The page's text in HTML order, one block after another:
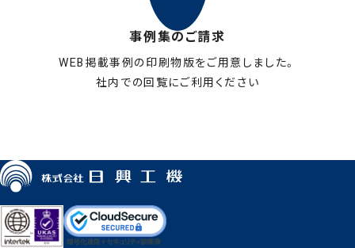
事例集のご請求
WEB掲載事例の印刷物版をご用意しました。
社内での回覧にご利用ください